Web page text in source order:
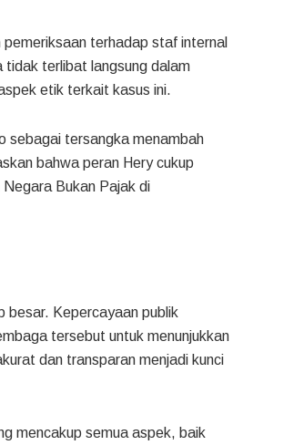
terhadap staf internal
tidak terlibat langsung dalam
etik terkait kasus ini.
sebagai tersangka menambah
bahwa peran Hery cukup
Bukan Pajak di
besar. Kepercayaan publik
tersebut untuk menunjukkan
dan transparan menjadi kunci
mencakup semua aspek, baik